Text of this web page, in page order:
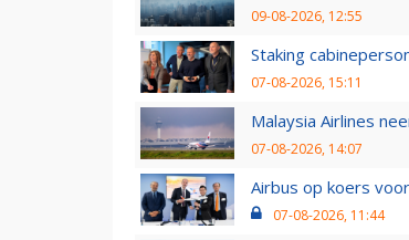
09-08-2026, 12:55
Staking
07-08-2026, 15:11
Malaysia Airlines
07-08-2026, 14:07
Airbus op koers
07-08-2026, 11:44